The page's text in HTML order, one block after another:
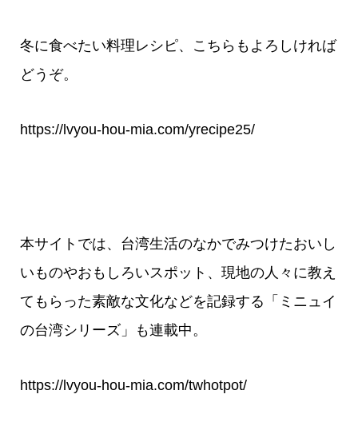
冬に食べたい料理レシピ、こちらもよろしければ
どうぞ。
https://lvyou-hou-mia.com/yrecipe25/
本サイトでは、台湾生活のなかでみつけたおいし
いものやおもしろいスポット、現地の人々に教え
てもらった素敵な文化などを記録する「ミニュイ
の台湾シリーズ」も連載中。
https://lvyou-hou-mia.com/twhotpot/